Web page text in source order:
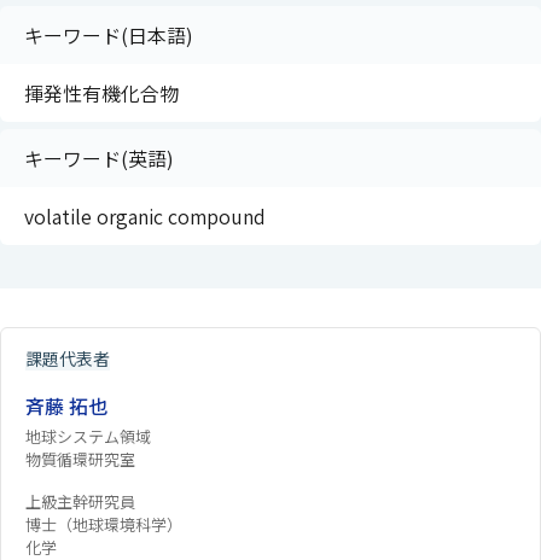
キーワード(日本語)
揮発性有機化合物
キーワード(英語)
volatile organic compound
課題代表者
斉藤 拓也
地球システム領域
物質循環研究室
上級主幹研究員
博士（地球環境科学）
化学